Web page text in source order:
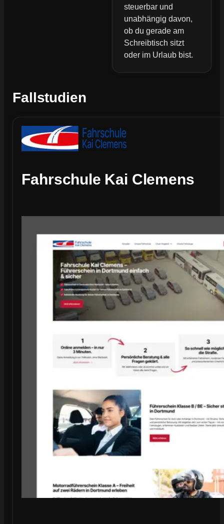
steuerbar und
unabhängig davon,
ob du gerade am
Schreibtisch sitzt
oder im Urlaub bist.
Fallstudien
Fahrschule Kai Clemens